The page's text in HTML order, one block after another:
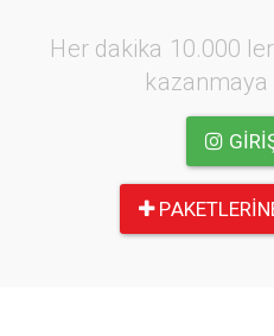
Her dakika 10.000
kazanmaya